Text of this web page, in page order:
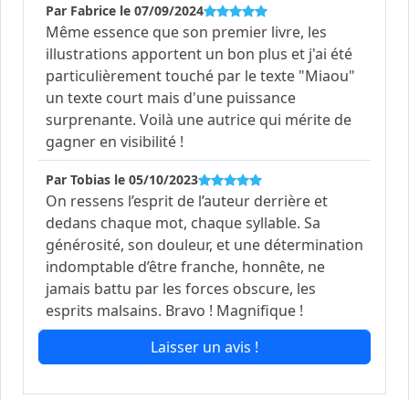
Par Fabrice le 07/09/2024
Même essence que son premier livre, les
illustrations apportent un bon plus et j'ai été
particulièrement touché par le texte "Miaou"
un texte court mais d'une puissance
surprenante. Voilà une autrice qui mérite de
gagner en visibilité !
Par Tobias le 05/10/2023
On ressens l’esprit de l’auteur derrière et
dedans chaque mot, chaque syllable. Sa
générosité, son douleur, et une détermination
indomptable d’être franche, honnête, ne
jamais battu par les forces obscure, les
esprits malsains. Bravo ! Magnifique !
Laisser un avis !